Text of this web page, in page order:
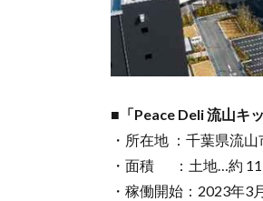
■「Peace Deli 流山キ
・所在地 ：千葉県流
・面積 ：土地…約
・稼働開始：2023年3